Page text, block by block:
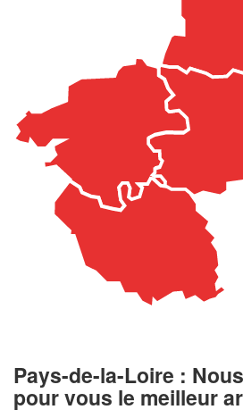
Pays-de-la-Loire :
pour vous le meilleur